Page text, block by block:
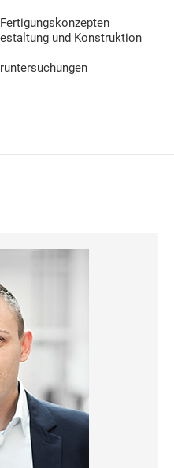
und Konstruktion